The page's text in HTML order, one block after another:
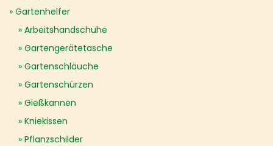
Gartenhelfer
Arbeitshandschuhe
Gartengerätetasche
Gartenschläuche
Gartenschürzen
Gießkannen
Kniekissen
Pflanzschilder